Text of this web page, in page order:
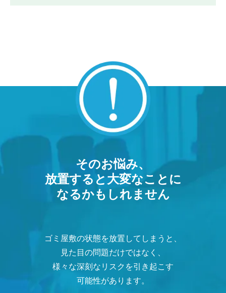
そのお悩み、
放置すると大変なことに
なるかもしれません
ゴミ屋敷の状態を放置してしまうと、
見た目の問題だけではなく、
様々な深刻なリスクを引き起こす
可能性があります。